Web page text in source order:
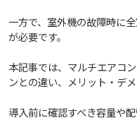
一方で、室外機の故障時に
が必要です。
本記事では、マルチエアコ
ンとの違い、メリット・デ
導入前に確認すべき容量や